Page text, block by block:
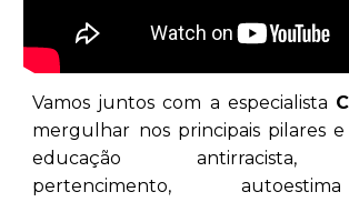
Vamos juntos com a especialista
mergulhar nos principais pilares
educação antirracista,
pertencimento,